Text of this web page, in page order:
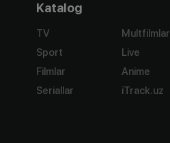
Katalog
TV
Sport
Filmlar
Seriallar
Multfilmlar
Live
Anime
iTrack.uz